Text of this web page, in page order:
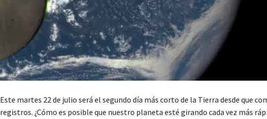
Este martes 22 de julio será el segundo día más corto de la Tierra desde que
registros. ¿Cómo es posible que nuestro planeta esté girando cada vez más